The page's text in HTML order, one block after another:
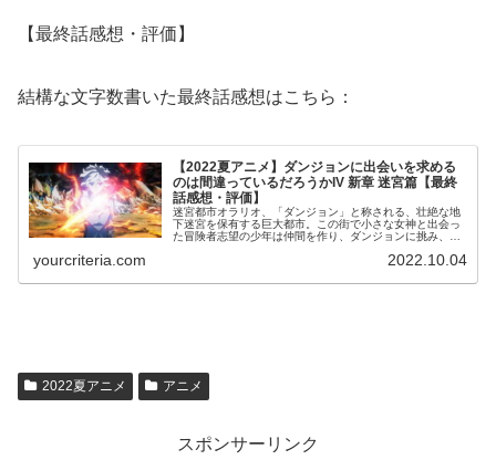
【最終話感想・評価】
結構な文字数書いた最終話感想はこちら：
【2022夏アニメ】ダンジョンに出会いを求める
のは間違っているだろうかIV 新章 迷宮篇【最終
話感想・評価】
迷宮都市オラリオ、「ダンジョン」と称される、壮絶な地
下迷宮を保有する巨大都市。この街で小さな女神と出会っ
た冒険者志望の少年は仲間を作り、ダンジョンに挑み、多
yourcriteria.com 2022.10.04
2022夏アニメ アニメ
スポンサーリンク